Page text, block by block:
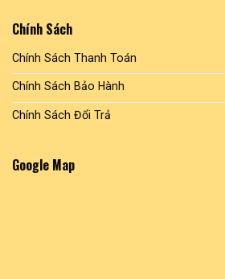
Chính Sách
Chính Sách Thanh Toán
Chính Sách Bảo Hành
Chính Sách Đổi Trả
Google Map